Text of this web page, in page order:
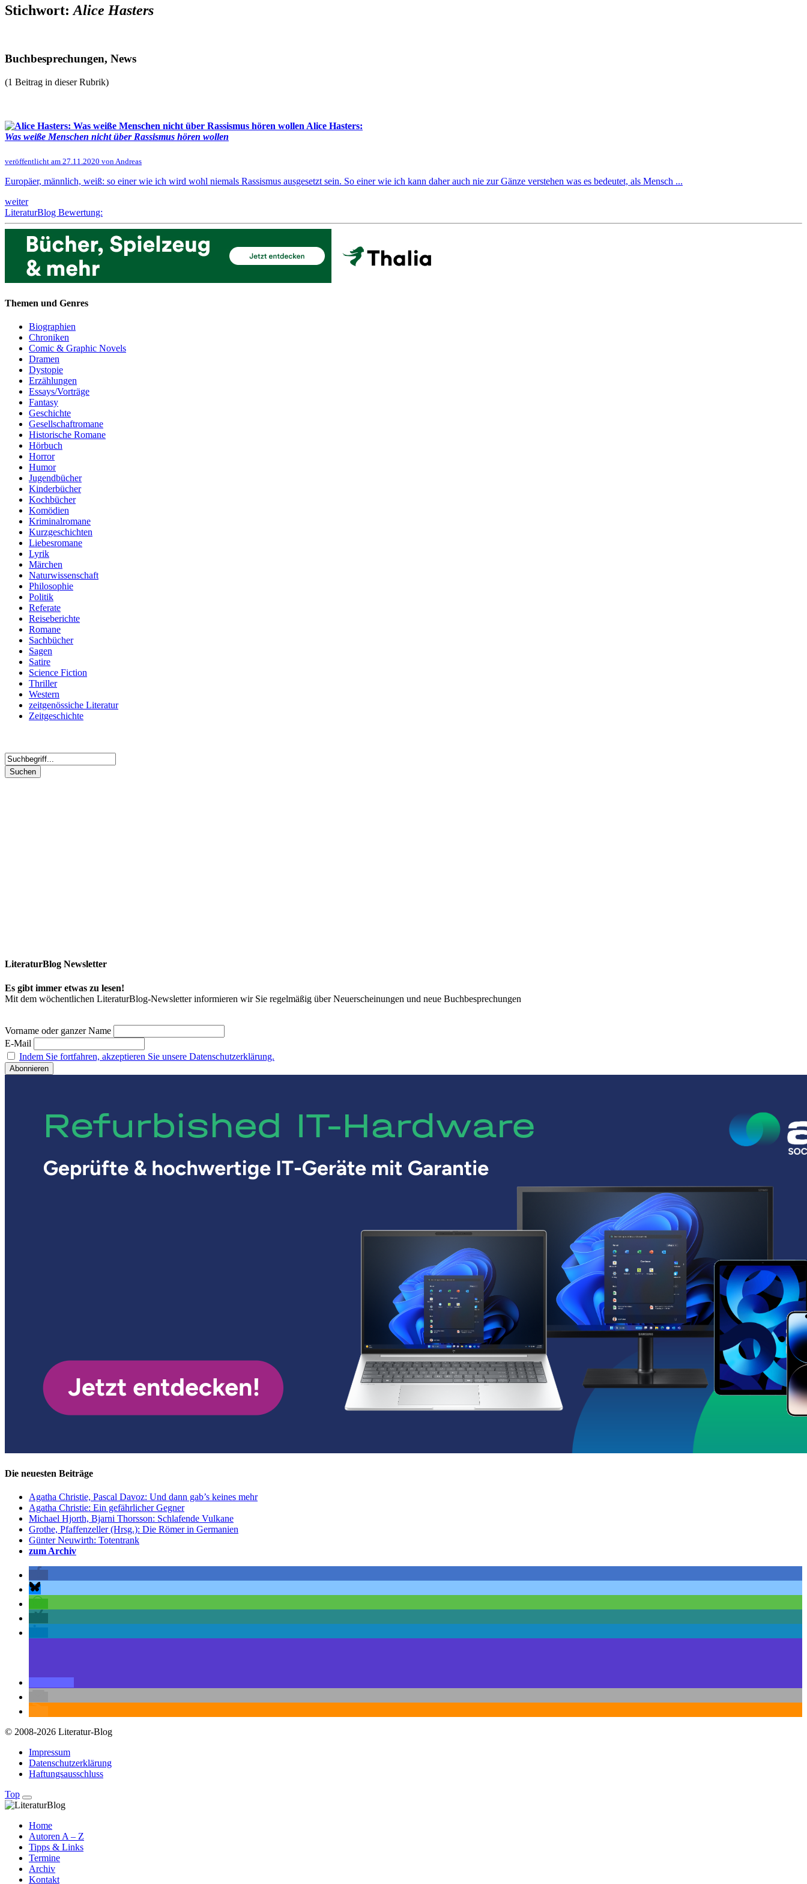
Stichwort: Alice Hasters
Buchbesprechungen, News
(1 Beitrag in dieser Rubrik)
Alice Hasters:
Was weiße Menschen nicht über Rassismus hören wollen
veröffentlicht am 27.11.2020 von Andreas
Europäer, männlich, weiß: so einer wie ich wird wohl niemals Rassismus ausgesetzt sein. So einer wie ich kann daher auch nie zur Gänze verstehen was es bedeutet, als Mensch ...
weiter
LiteraturBlog Bewertung:
Themen und Genres
Biographien
Chroniken
Comic & Graphic Novels
Dramen
Dystopie
Erzählungen
Essays/Vorträge
Fantasy
Geschichte
Gesellschaftromane
Historische Romane
Hörbuch
Horror
Humor
Jugendbücher
Kinderbücher
Kochbücher
Komödien
Kriminalromane
Kurzgeschichten
Liebesromane
Lyrik
Märchen
Naturwissenschaft
Philosophie
Politik
Referate
Reiseberichte
Romane
Sachbücher
Sagen
Satire
Science Fiction
Thriller
Western
zeitgenössiche Literatur
Zeitgeschichte
LiteraturBlog Newsletter
Es gibt immer etwas zu lesen!
Mit dem wöchentlichen LiteraturBlog-Newsletter informieren wir Sie regelmäßig über Neuerscheinungen und neue Buchbesprechungen
Vorname oder ganzer Name
E-Mail
Indem Sie fortfahren, akzeptieren Sie unsere Datenschutzerklärung.
Die neuesten Beiträge
Agatha Christie, Pascal Davoz: Und dann gab’s keines mehr
Agatha Christie: Ein gefährlicher Gegner
Michael Hjorth, Bjarni Thorsson: Schlafende Vulkane
Grothe, Pfaffenzeller (Hrsg.): Die Römer in Germanien
Günter Neuwirth: Totentrank
zum Archiv
© 2008-2026 Literatur-Blog
Impressum
Datenschutzerklärung
Haftungsausschluss
Top
Home
Autoren A – Z
Tipps & Links
Termine
Archiv
Kontakt